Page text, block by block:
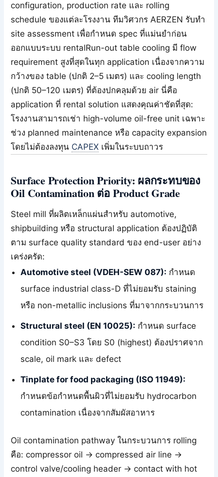
configuration, production rate และ rolling
schedule ของแต่ละโรงงาน ทีมวิศวกร AERZEN รับทำ
site assessment เพื่อกำหนด spec ที่แม่นยำก่อน
ออกแบบระบบ rentalRun-out table cooling มี flow
requirement สูงที่สุดในทุก application เนื่องจากความ
กว้างของ table (ปกติ 2–5 เมตร) และ cooling length
(ปกติ 50–120 เมตร) ที่ต้องปกคลุมด้วย air นี่คือ
application ที่ rental solution แสดงคุณค่าชัดที่สุด:
โรงงานสามารถเช่า high-volume oil-free unit เฉพาะ
ช่วง planned maintenance หรือ capacity expansion
โดยไม่ต้องลงทุน CAPEX เพิ่มในระบบถาวร
Surface Protection Priority: ผลกระทบของ
Oil Contamination ต่อ Product Grade
Steel mill ที่ผลิตเหล็กแผ่นสำหรับ automotive,
shipbuilding หรือ structural application ต้องปฏิบัติ
ตาม surface quality standard ของ end-user อย่าง
เคร่งครัด:
Automotive steel (VDEH-SEW 087): กำหนด
surface industrial class-D ที่ไม่ยอมรับ staining
หรือ non-metallic inclusions ที่มาจากกระบวนการ
Structural steel (EN 10025): กำหนด surface
condition S0–S3 โดย S0 (highest) ต้องปราศจาก
scale, oil mark และ defect
Tinplate for food packaging (ISO 11949):
กำหนดข้อกำหนดพื้นผิวที่ไม่ยอมรับ hydrocarbon
contamination เนื่องจากสัมผัสอาหาร
Oil contamination pathway ในกระบวนการ rolling
คือ: compressor oil → compressed air line →
control valve/cooling header → contact with hot